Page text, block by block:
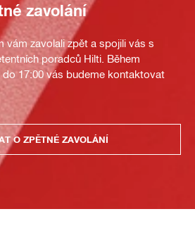
zavolání
vám zavolali zpět a spojili vás s
poradců Hilti. Během
17:00 vás budeme kontaktovat
O ZPĚTNÉ ZAVOLÁNÍ